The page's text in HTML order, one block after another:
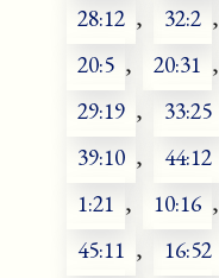
28:12 , 32:2 ,
20:5 , 20:31 ,
29:19 , 33:25
39:10 , 44:12
1:21 , 10:16 ,
45:11 , 16:52